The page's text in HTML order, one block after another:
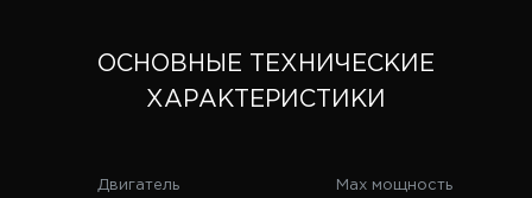
ОСНОВНЫЕ ТЕХНИЧЕСКИЕ
ХАРАКТЕРИСТИКИ
Двигатель Max мощность